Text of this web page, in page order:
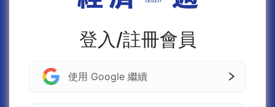
登入/註冊會員
使用 Google 繼續